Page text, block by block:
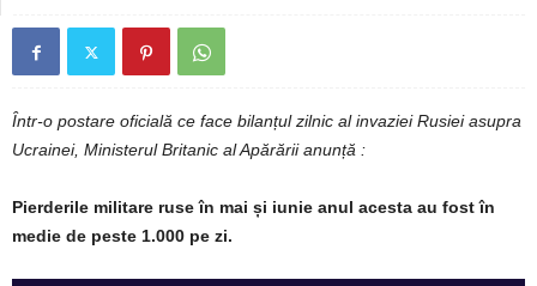
Într-o postare oficială ce face bilanțul zilnic al invaziei Rusiei asupra
Ucrainei, Ministerul Britanic al Apărării anunță :
Pierderile militare ruse în mai și iunie anul acesta au fost în
medie de peste 1.000 pe zi.